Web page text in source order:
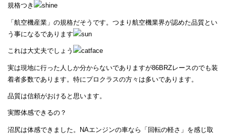
規格つき
「航空機産業」の規格だそうです。つまり航空機業界が認めた品質とい
う事になるであります
これは大丈夫でしょう
実は現地に行った人しか分からないでありますが86BRZレースのでも装
着者多数であります。特にプロクラスの方々は多いであります。
品質は信頼がおけると思います。
実際体感できるの？
沼尻は体感できました。NAエンジンの車なら「回転の軽さ」を感じ取